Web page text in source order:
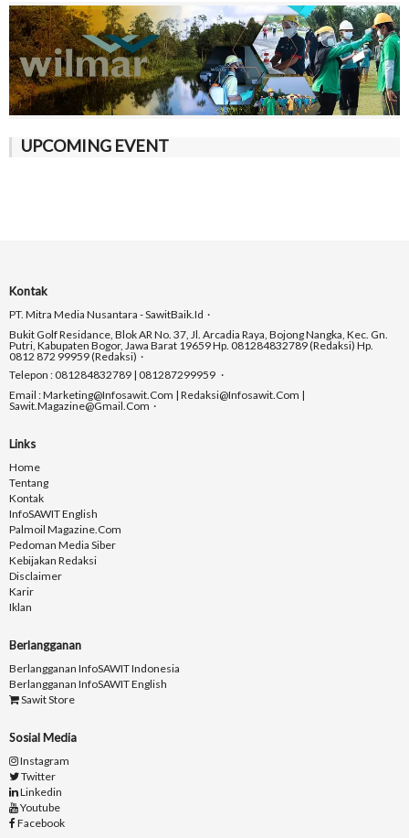
UPCOMING EVENT
Kontak
PT. Mitra Media Nusantara - SawitBaik.id
Bukit Golf Residance, Blok AR No. 37, Jl. Arcadia Raya, Bojong Nangka, Kec. Gn.
Putri, Kabupaten Bogor, Jawa Barat 19659 Hp. 081284832789 (Redaksi) Hp.
0812 872 99959 (Redaksi)
Telepon : 081284832789 | 081287299959
Email : Marketing@infosawit.com | Redaksi@infosawit.com |
Sawit.magazine@gmail.com
Links
Home
Tentang
Kontak
InfoSAWIT English
Palmoil Magazine.com
Pedoman Media Siber
Kebijakan Redaksi
Disclaimer
Karir
Iklan
Berlangganan
Berlangganan InfoSAWIT Indonesia
Berlangganan InfoSAWIT English
Sawit Store
Sosial Media
Instagram
Twitter
Linkedin
Youtube
Facebook